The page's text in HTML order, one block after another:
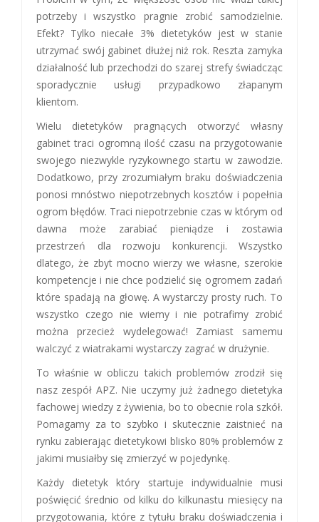
potrzeby i wszystko pragnie zrobić samodzielnie.
Efekt? Tylko niecałe 3% dietetyków jest w stanie
utrzymać swój gabinet dłużej niż rok. Reszta zamyka
działalność lub przechodzi do szarej strefy świadcząc
sporadycznie usługi przypadkowo złapanym
klientom.
Wielu dietetyków pragnących otworzyć własny
gabinet traci ogromną ilość czasu na przygotowanie
swojego niezwykle ryzykownego startu w zawodzie.
Dodatkowo, przy zrozumiałym braku doświadczenia
ponosi mnóstwo niepotrzebnych kosztów i popełnia
ogrom błędów. Traci niepotrzebnie czas w którym od
dawna może zarabiać pieniądze i zostawia
przestrzeń dla rozwoju konkurencji. Wszystko
dlatego, że zbyt mocno wierzy we własne, szerokie
kompetencje i nie chce podzielić się ogromem zadań
które spadają na głowę. A wystarczy prosty ruch. To
wszystko czego nie wiemy i nie potrafimy zrobić
można przecież wydelegować! Zamiast samemu
walczyć z wiatrakami wystarczy zagrać w drużynie.
To właśnie w obliczu takich problemów zrodził się
nasz zespół APZ. Nie uczymy już żadnego dietetyka
fachowej wiedzy z żywienia, bo to obecnie rola szkół.
Pomagamy za to szybko i skutecznie zaistnieć na
rynku zabierając dietetykowi blisko 80% problemów z
jakimi musiałby się zmierzyć w pojedynkę.
Każdy dietetyk który startuje indywidualnie musi
poświęcić średnio od kilku do kilkunastu miesięcy na
przygotowania, które z tytułu braku doświadczenia i